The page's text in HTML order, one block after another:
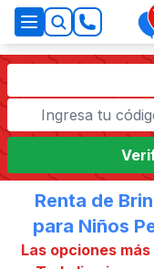
Renta de
para Niños
Las opciones